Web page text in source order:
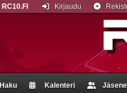
Haku Kalenteri
RC10.FI Kirjaudu